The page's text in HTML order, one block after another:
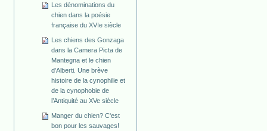
Les dénominations du
chien dans la poésie
française du XVIe siècle
Les chiens des Gonzaga
dans la Camera Picta de
Mantegna et le chien
d’Alberti. Une brève
histoire de la cynophilie et
de la cynophobie de
l’Antiquité au XVe siècle
Manger du chien? C'est
bon pour les sauvages!